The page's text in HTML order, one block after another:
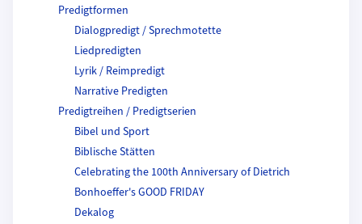
Predigtformen
Dialogpredigt / Sprechmotette
Liedpredigten
Lyrik / Reimpredigt
Narrative Predigten
Predigtreihen / Predigtserien
Bibel und Sport
Biblische Stätten
Celebrating the 100th Anniversary of Dietrich
Bonhoeffer's GOOD FRIDAY
Dekalog